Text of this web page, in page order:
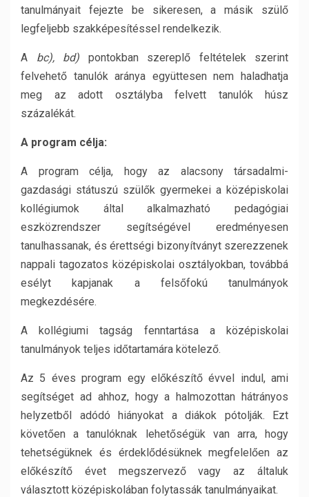
tanulmányait fejezte be sikeresen, a másik szülő
legfeljebb szakképesítéssel rendelkezik.
A bc), bd) pontokban szereplő feltételek szerint
felvehető tanulók aránya együttesen nem haladhatja
meg az adott osztályba felvett tanulók húsz
százalékát.
A program célja:
A program célja, hogy az alacsony társadalmi-
gazdasági státuszú szülők gyermekei a középiskolai
kollégiumok által alkalmazható pedagógiai
eszközrendszer segítségével eredményesen
tanulhassanak, és érettségi bizonyítványt szerezzenek
nappali tagozatos középiskolai osztályokban, továbbá
esélyt kapjanak a felsőfokú tanulmányok
megkezdésére.
A kollégiumi tagság fenntartása a középiskolai
tanulmányok teljes időtartamára kötelező.
Az 5 éves program egy előkészítő évvel indul, ami
segítséget ad ahhoz, hogy a halmozottan hátrányos
helyzetből adódó hiányokat a diákok pótolják. Ezt
követően a tanulóknak lehetőségük van arra, hogy
tehetségüknek és érdeklődésüknek megfelelően az
előkészítő évet megszervező vagy az általuk
választott középiskolában folytassák tanulmányaikat.